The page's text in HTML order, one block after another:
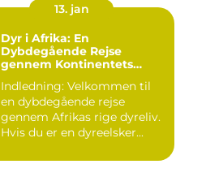
13. jan
Dyr i Afrika: En
Dybdegående Rejse
gennem Kontinentets
Indledning: Velkommen til
en dybdegående rejse
gennem Afrikas rige dyreliv.
Hvis du er en dyreelsker...